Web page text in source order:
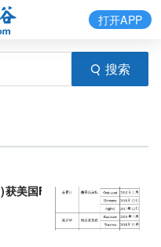
搜索
打开APP
美国FDA批准！